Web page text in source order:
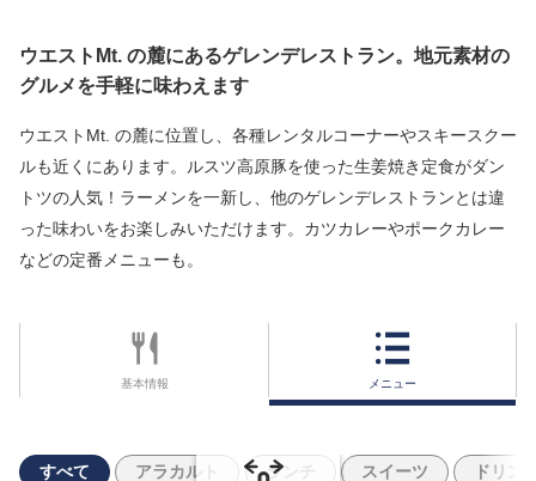
ウエストMt. の麓にあるゲレンデレストラン。地元素材の
グルメを手軽に味わえます
ウエストMt. の麓に位置し、各種レンタルコーナーやスキースクー
ルも近くにあります。ルスツ高原豚を使った生姜焼き定食がダン
トツの人気！ラーメンを一新し、他のゲレンデレストランとは違
った味わいをお楽しみいただけます。カツカレーやポークカレー
などの定番メニューも。
基本情報 メニュー
すべて アラカルト ランチ スイーツ ドリン